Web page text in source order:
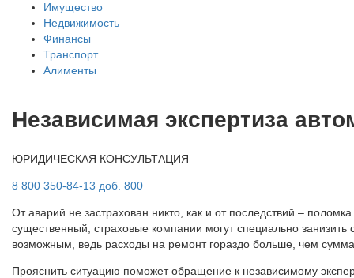
Имущество
Недвижимость
Финансы
Транспорт
Алименты
Независимая экспертиза
ЮРИДИЧЕСКАЯ КОНСУЛЬТАЦИЯ
8 800 350-84-13 доб. 800
От аварий не застрахован никто, как и от последствий –
существенный, страховые компании могут специально
возможным, ведь расходы на ремонт гораздо больше, чем
Прояснить ситуацию поможет обращение к независимому